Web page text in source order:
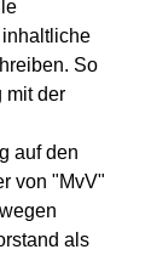
So
mit der
auf den
von "MvV"
als